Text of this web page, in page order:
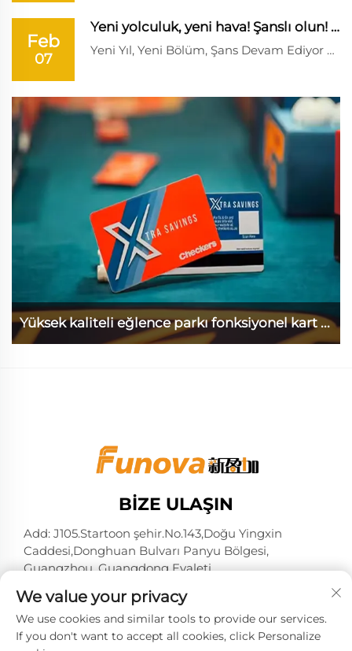
Feb
07
Yeni yolculuk, yeni hava! Şanslı olun! Yeni Yin...
Yeni Yıl, Yeni Bölüm, Şans Devam Ediyor Sevgili ortaklar, yeni bir yolculuk başladı. Xinyingjia, hizmet odaklı bir tutumla, yeni işe tam bir tutkuyla kendini verecek. Yeni yılda Xinyingjia ve ortakları birlikte çalışalım...
Yüksek kaliteli eğlence parkı fonksiyonel kart ...
BIZE ULAŞIN
Add: J105.Startoon şehir.No.143,Doğu Yingxin
Caddesi,Donghuan Bulvarı Panyu Bölgesi,
Guangzhou, Guangdong Eyaleti
Tel: +86-13724026597
E-posta:[email protected]
We value your privacy
We use cookies and similar tools to provide our services.
If you don't want to accept all cookies, click Personalize